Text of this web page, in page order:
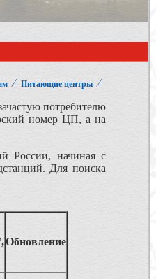
⁄ Питающие центры ⁄
потребителю
номер ЦП, а на
России, начиная с
Для поиска
Обновление